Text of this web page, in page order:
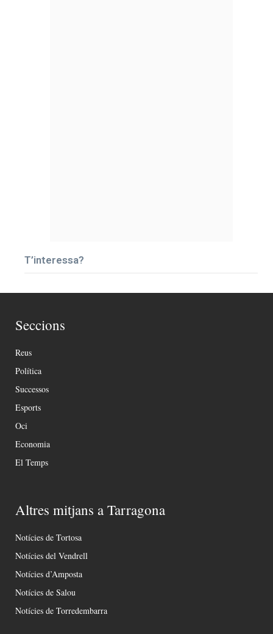
T’interessa?
Seccions
Reus
Política
Successos
Esports
Oci
Economia
El Temps
Altres mitjans a Tarragona
Notícies de Tortosa
Notícies del Vendrell
Notícies d’Amposta
Notícies de Salou
Notícies de Torredembarra